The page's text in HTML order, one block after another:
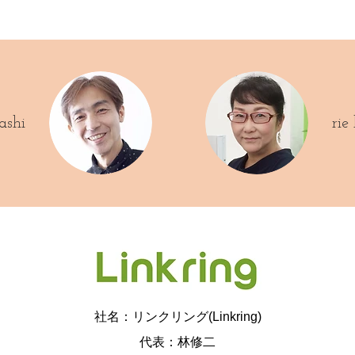
rie
社名：リンクリング(Linkring)
代表：林修二